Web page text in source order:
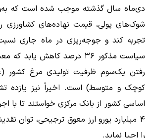
دی‌ماه سال گذشته موجب شده است که
تجربه کند و جوجه‌ریزی در ماه جاری
سیاست مذکور ۳۶ درصد کاهش
رفتن یک‌سوم ظرفیت تولیدی مرغ کشور
کوچک و متوسط) است. اخیراً نیز یازده
اساسی کشور از بانک مرکزی خواستند تا با
۴ میلیارد یورو ارز معوق ترجیحی،